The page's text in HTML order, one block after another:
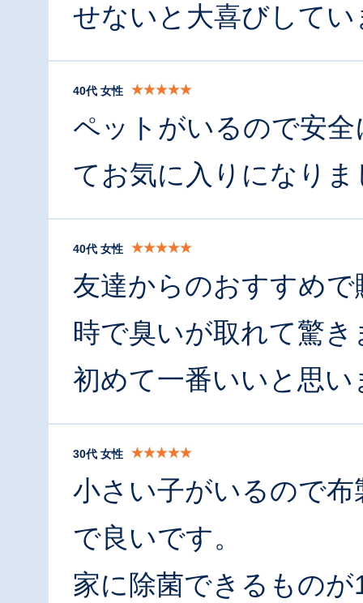
せないと大喜びしてい
40代 女性
ペットがいるので安
てお気に入りになりま
40代 女性
友達からのおすすめ
時で臭いが取れて驚き
初めて一番いいと思い
30代 女性
小さい子がいるので
で良いです。
家に除菌できるもの